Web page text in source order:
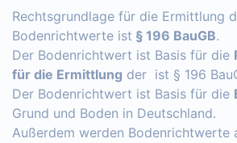
Rechtsgrundlage für die Ermittlung
Bodenrichtwerte ist § 196 BauGB.
Der Bodenrichtwert ist Basis für die
für die Ermittlung der ist § 196
Der Bodenrichtwert ist Basis für die
Grund und Boden in Deutschland.
Außerdem werden Bodenrichtwerte